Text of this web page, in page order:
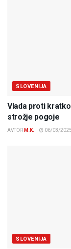
SLOVENIJA
Vlada proti
strožje pogoje
AVTOR M.K. 06/03/2025
SLOVENIJA